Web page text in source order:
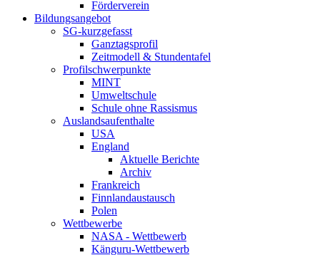
Förderverein
Bildungsangebot
SG-kurzgefasst
Ganztagsprofil
Zeitmodell & Stundentafel
Profilschwerpunkte
MINT
Umweltschule
Schule ohne Rassismus
Auslandsaufenthalte
USA
England
Aktuelle Berichte
Archiv
Frankreich
Finnlandaustausch
Polen
Wettbewerbe
NASA - Wettbewerb
Känguru-Wettbewerb